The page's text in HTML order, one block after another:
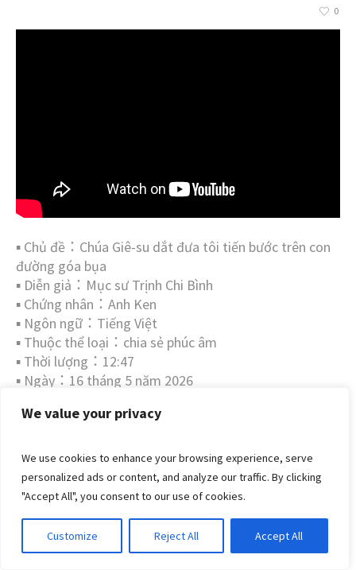
We value your privacy
We use cookies to enhance your browsing experience, serve
personalized ads or content, and analyze our traffic. By clicking
"Accept All", you consent to our use of cookies.
Customize Reject All Accept All
0
▪︎ Chủ đề：Chúa Giê-su dắt đưa tôi tiến bước trên con
đường góa bụa
▪︎ Diễn giả：Mục sư Trịnh Chi Bình
▪︎ Chứng nhân：Anh Ken
▪︎ Ngôn ngữ：Tiếng Việt
▪︎ Thuộc thể loại：chia sẻ phúc âm
▪︎ Thời lượng：12:47
▪︎ Ngày：16 tháng 5 năm 2026
16
5 月, 2026
喪偶路上耶穌領我往前走（粤語）